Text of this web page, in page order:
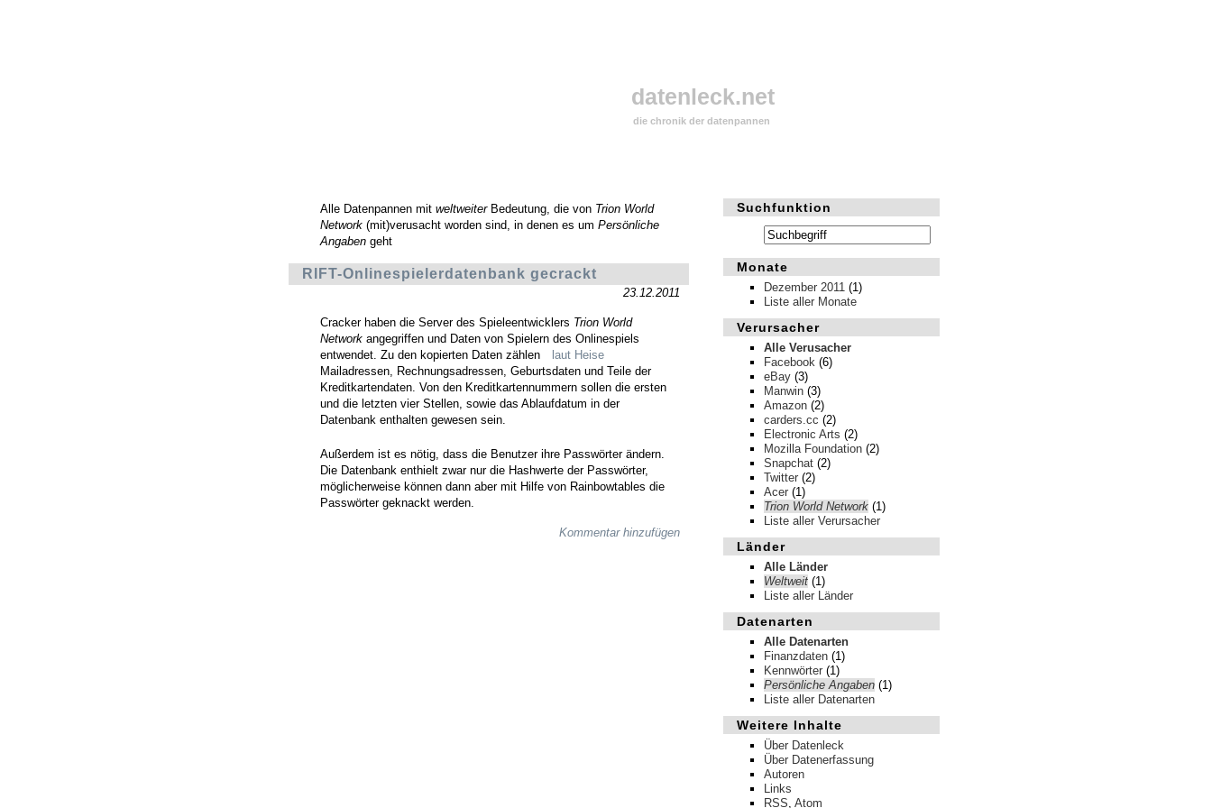
datenleck.net
die chronik der datenpannen
Suchfunktion
Monate
Dezember 2011 (1)
Liste aller Monate
Verursacher
Alle Verusacher
Facebook (6)
eBay (3)
Manwin (3)
Amazon (2)
carders.cc (2)
Electronic Arts (2)
Mozilla Foundation (2)
Snapchat (2)
Twitter (2)
Acer (1)
Trion World Network (1)
Liste aller Verursacher
Länder
Alle Länder
Weltweit (1)
Liste aller Länder
Datenarten
Alle Datenarten
Finanzdaten (1)
Kennwörter (1)
Persönliche Angaben (1)
Liste aller Datenarten
Weitere Inhalte
Über Datenleck
Über Datenerfassung
Autoren
Links
RSS, Atom
Alle Datenpannen mit weltweiterBedeutung, die von Trion World
Network(mit)verusacht worden sind, in denen es um Persönliche
Angabengeht
RIFT-Onlinespielerdatenbank gecrackt
23.12.2011
Cracker haben die Server des Spieleentwicklers Trion World
Networkangegriffen und Daten von Spielern des Onlinespiels
entwendet. Zu den kopierten Daten zählen
laut Heise
Mailadressen, Rechnungsadressen, Geburtsdaten und Teile der
Kreditkartendaten. Von den Kreditkartennummern sollen die ersten
und die letzten vier Stellen, sowie das Ablaufdatum in der
Datenbank enthalten gewesen sein.
Außerdem ist es nötig, dass die Benutzer ihre Passwörter ändern.
Die Datenbank enthielt zwar nur die Hashwerte der Passwörter,
möglicherweise können dann aber mit Hilfe von Rainbowtables die
Passwörter geknackt werden.
Kommentar hinzufügen